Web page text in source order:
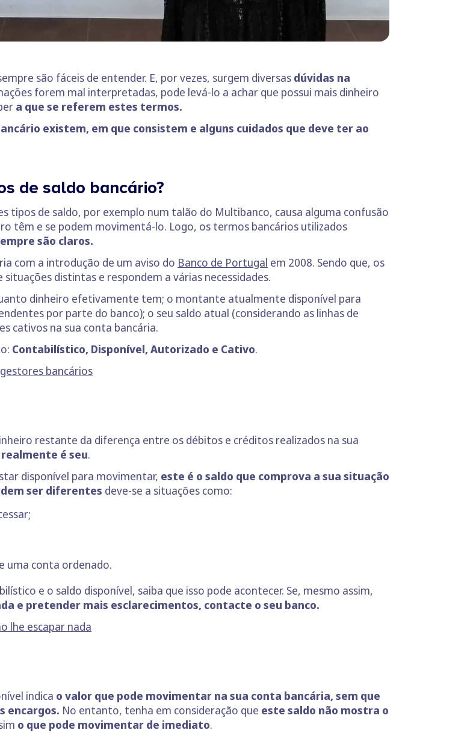
são fáceis de entender. E, por vezes, surgem diversas dúvidas na
forem mal interpretadas, pode levá-lo a achar que possui mais dinheiro
a que se referem estes termos.
existem, em que consistem e alguns cuidados que deve ter ao
de saldo bancário?
tipos de saldo, por exemplo num talão do Multibanco, causa alguma confusão
têm e se podem movimentá-lo. Logo, os termos bancários utilizados
são claros.
com a introdução de um aviso do Banco de Portugal em 2008. Sendo que, os
distintas e respondem a várias necessidades.
dinheiro efetivamente tem; o montante atualmente disponível para
por parte do banco); o seu saldo atual (considerando as linhas de
cativos na sua conta bancária.
Contabilístico, Disponível, Autorizado e Cativo.
bancários
restante da diferença entre os débitos e créditos realizados na sua
é seu.
disponível para movimentar, este é o saldo que comprova a sua situação
ser diferentes deve-se a situações como:
uma conta ordenado.
e o saldo disponível, saiba que isso pode acontecer. Se, mesmo assim,
e pretender mais esclarecimentos, contacte o seu banco.
lhe escapar nada
indica o valor que pode movimentar na sua conta bancária, sem que
encargos. No entanto, tenha em consideração que este saldo não mostra o
o que pode movimentar de imediato.